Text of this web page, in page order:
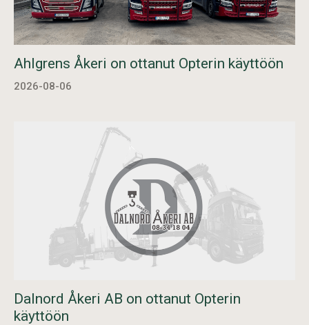
Ahlgrens Åkeri on ottanut Opterin käyttöön
2026-08-06
Dalnord Åkeri AB on ottanut Opterin
käyttöön